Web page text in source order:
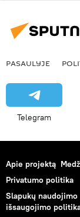
PASAULYJE
Telegram
Apie projektą
Privatumo politika
Slapukų
išsaugojimo